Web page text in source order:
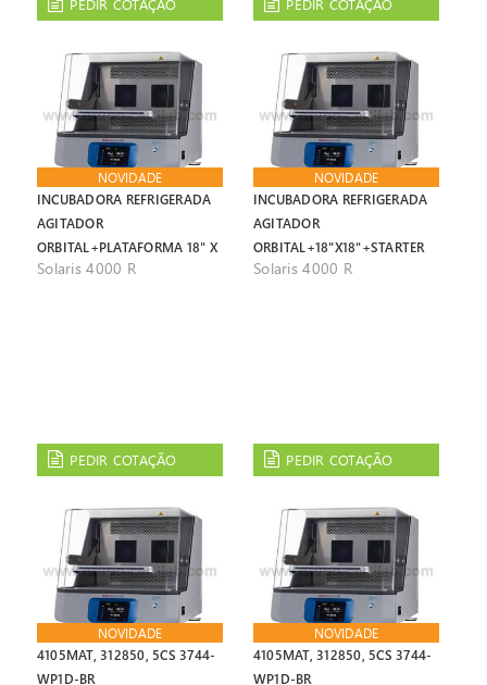
PEDIR COTAÇÃO PEDIR COTAÇÃO
NOVIDADE
INCUBADORA REFRIGERADA
AGITADOR
ORBITAL+PLATAFORMA 18" X
18"
Solaris 4000 R
PEDIR COTAÇÃO
NOVIDADE
INCUBADORA REFRIGERADA
AGITADOR
ORBITAL+18"X18"+STARTER
KIT
Solaris 4000 R
PEDIR COTAÇÃO
NOVIDADE
4105MAT, 312850, 5CS 3744-
WP1D-BR
NOVIDADE
4105MAT, 312850, 5CS 3744-
WP1D-BR